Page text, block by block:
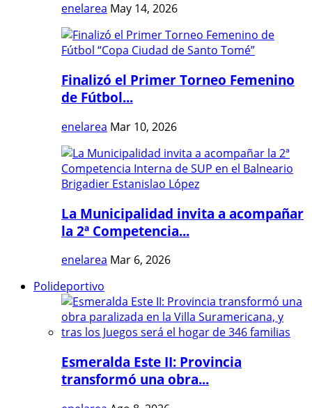
enelarea May 14, 2026
Finalizó el Primer Torneo Femenino
de Fútbol...
enelarea Mar 10, 2026
La Municipalidad invita a acompañar
la 2ª Competencia...
enelarea Mar 6, 2026
Polideportivo
Esmeralda Este II: Provincia
transformó una obra...